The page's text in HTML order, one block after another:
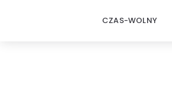
CZAS-WOLNY